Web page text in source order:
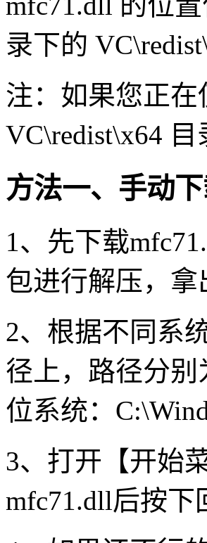
录下的
注：如果您正
VC\redist\x64
方法一、手动
1、先下载
包进行解压，
2、根据不同系
径上，路径分别
位系统：
3、打开【开始
mfc71.dll后按下